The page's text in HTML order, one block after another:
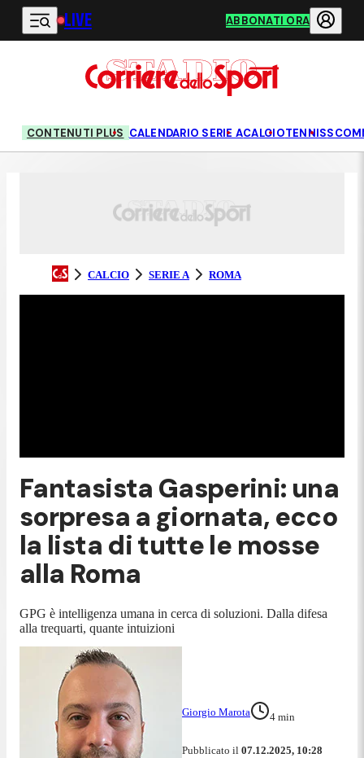
Vai al contenuto principale
LIVE ABBONATI ORA
CONTENUTI PLUS CALENDARIO SERIE ACALCIOTENNIS
CALCIO SERIE A ROMA
Fantasista Gasperini: una
sorpresa a giornata, ecco
la lista di tutte le mosse
alla Roma
GPG è intelligenza umana in cerca di soluzioni. Dalla difesa
alla trequarti, quante intuizioni
Giorgio Marota 4 min
Pubblicato il 07.12.2025, 10:28